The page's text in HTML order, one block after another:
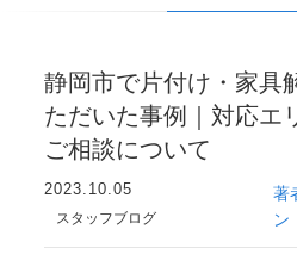
静岡市で片付け・家具
ただいた事例｜対応エ
ご相談について
2023.10.05
スタッフブログ
著
ン